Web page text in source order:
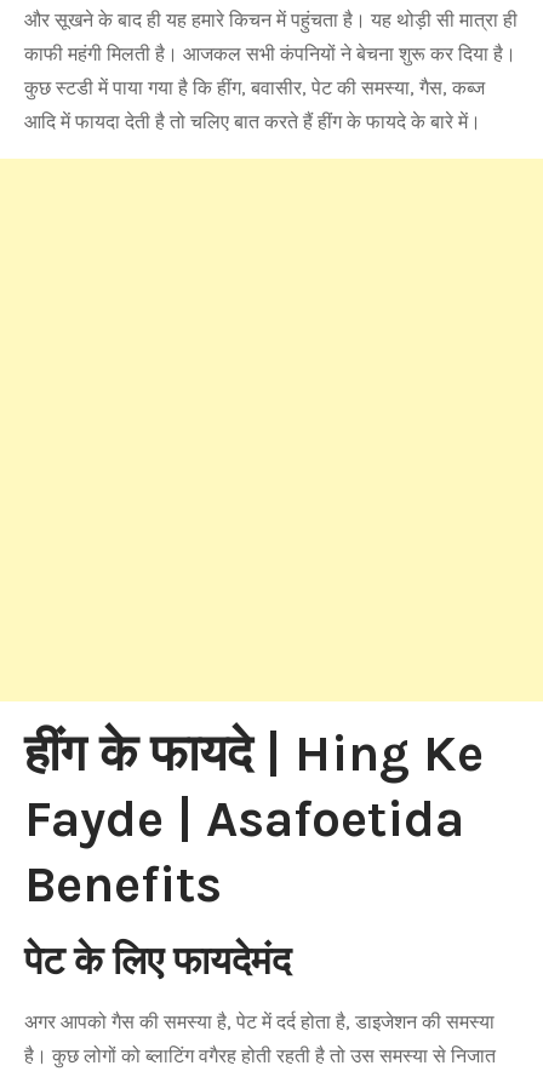
और सूखने के बाद ही यह हमारे किचन में पहुंचता है। यह थोड़ी सी मात्रा ही
काफी महंगी मिलती है। आजकल सभी कंपनियों ने बेचना शुरू कर दिया है।
कुछ स्टडी में पाया गया है कि हींग, बवासीर, पेट की समस्या, गैस, कब्ज
आदि में फायदा देती है तो चलिए बात करते हैं हींग के फायदे के बारे में।
हींग के फायदे | Hing Ke
Fayde | Asafoetida
Benefits
पेट के लिए फायदेमंद
अगर आपको गैस की समस्या है, पेट में दर्द होता है, डाइजेशन की समस्या
है। कुछ लोगों को ब्लाटिंग वगैरह होती रहती है तो उस समस्या से निजात